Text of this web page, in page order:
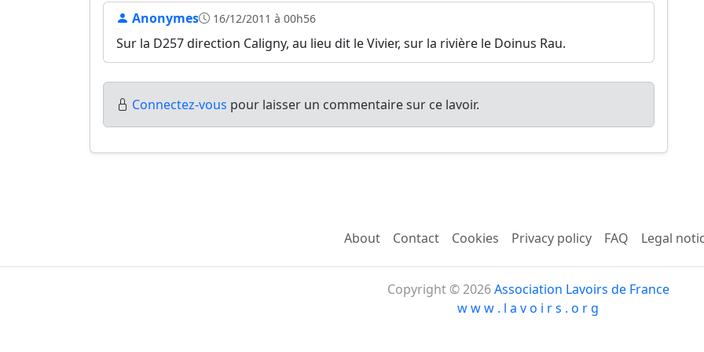
Anonymes 16/12/2011 à 00h56
Sur la D257 direction Caligny, au lieu dit le Vivier, sur la rivière le Doinus Rau.
Connectez-vous pour laisser un commentaire sur ce lavoir.
About Contact Cookies Privacy policy FAQ Legal
Copyright © 2026Association Lavoirs de France
w w w . l a v o i r s . o r g